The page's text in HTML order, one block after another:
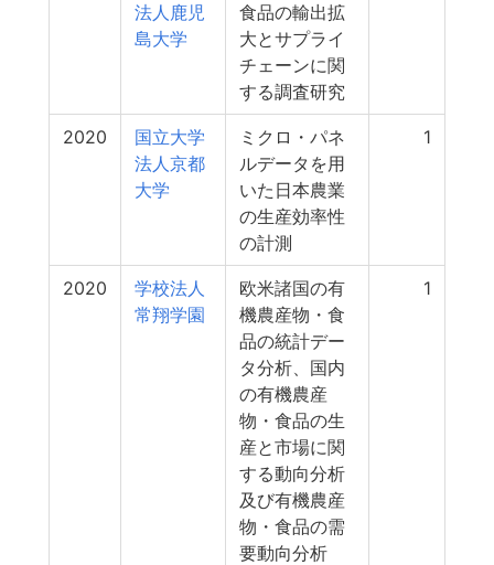
法人鹿児
島大学
食品の輸出拡
大とサプライ
チェーンに関
する調査研究
2020
国立大学
法人京都
大学
ミクロ・パネ
ルデータを用
いた日本農業
の生産効率性
の計測
1
2020
学校法人
常翔学園
欧米諸国の有
機農産物・食
品の統計デー
タ分析、国内
の有機農産
物・食品の生
産と市場に関
する動向分析
及び有機農産
物・食品の需
要動向分析
1